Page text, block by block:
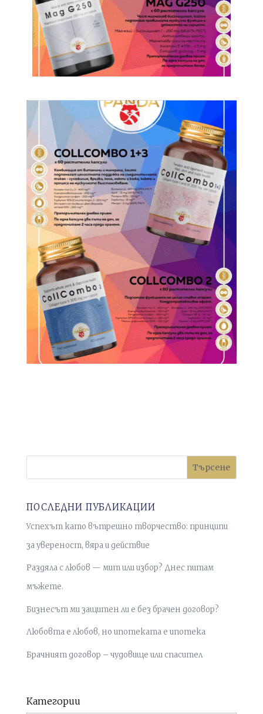
Търсене
ПОСЛЕДНИ ПУБЛИКАЦИИ
Успехът като вътрешно творчество: принципи
за увереност, вяра и действие
Раздяла с любов — мит или избор? Днес питам
мъжете.
Бизнесът ми защитен ли е без брачен договор?
Любовта е любов, но ипотеката е ипотека
Брачният договор – чудовище или спасител
Категории